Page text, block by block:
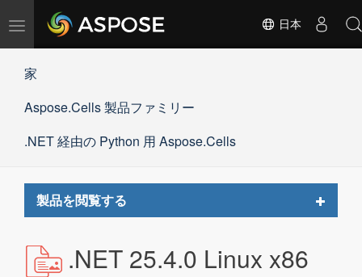
ナ
ー
ョ
日本
家
Aspose.Cells 製品ファミリー
.NET 経由の Python 用 Aspose.Cells
製品を閲覧する
Toggle
.NET 25.4.0 Linux x86